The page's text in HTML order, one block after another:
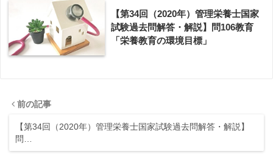
【第34回（2020年）管理栄養士国家
試験過去問解答・解説】問106教育
「栄養教育の環境目標」
前の記事
【第34回（2020年）管理栄養士国家試験過去問解答・解説】
問…